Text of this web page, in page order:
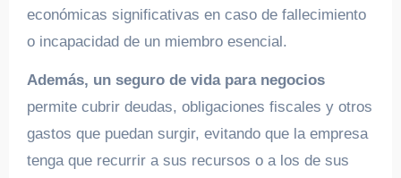
económicas significativas en caso de fallecimiento
o incapacidad de un miembro esencial.
Además, un seguro de vida para negocios
permite cubrir deudas, obligaciones fiscales y otros
gastos que puedan surgir, evitando que la empresa
tenga que recurrir a sus recursos o a los de sus